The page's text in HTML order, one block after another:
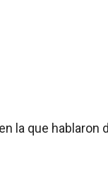
la que hablaron